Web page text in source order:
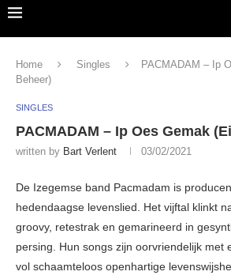
Home Singles
PACMADAM – Ip
Beheer)
SINGLES
PACMADAM – Ip Oes Gemak
written by Bart Verlent 03/02/2021
De Izegemse band Pacmadam is
hedendaagse levenslied. Het vijftal klinkt
groovy, retestrak en gemarineerd in
persing. Hun songs zijn oorvriendelijk met
vol schaamteloos openhartige